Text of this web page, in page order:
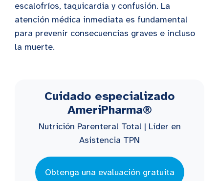
escalofríos, taquicardia y confusión. La
atención médica inmediata es fundamental
para prevenir consecuencias graves e incluso
la muerte.
Cuidado especializado
AmeriPharma®
Nutrición Parenteral Total | Líder en
Asistencia TPN
Obtenga una evaluación gratuita